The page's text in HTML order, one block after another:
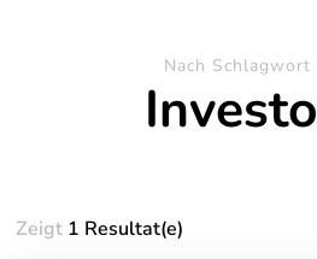
Nach Schlagwort
Zeigt 1 Resultat(e)